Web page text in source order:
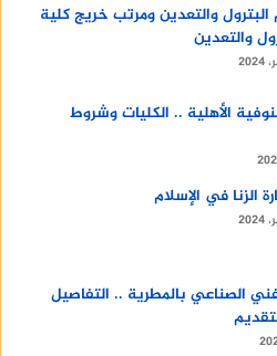
البترول والتعدين ومرتب خريج كلية
والتعدين
الأهلية .. الكليات وشروط
الزنا في الإسلام
الصناعي بالمطرية .. التفاصيل